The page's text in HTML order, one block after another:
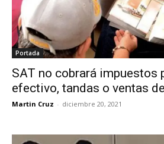
Portada
SAT no cobrará impuestos
efectivo, tandas o ventas de
Martin Cruz - diciembre 20, 2021